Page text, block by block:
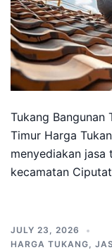
Tukang Bangunan
Timur Harga
menyediakan jasa
kecamatan
JULY 23, 2026
HARGA TUKANG,